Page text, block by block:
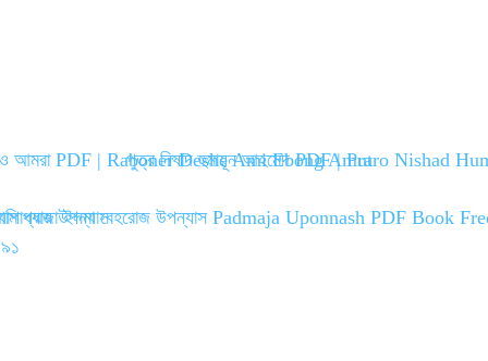
ও আমরা PDF | Raboner Deshe Ami Ebong Amra
পুত্র নিষাদ হুমায়ূন আহমেদ PDF | Putro Nishad